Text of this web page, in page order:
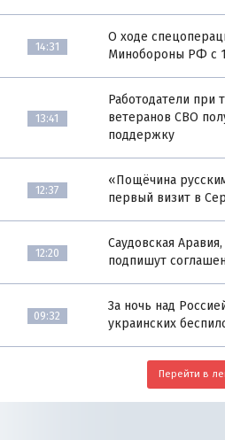
14:31
О ходе
Минобороны РФ с 1
13:41
Работодатели при
ветеранов СВО
поддержку
12:37
«Пощёчина
первый визит в
12:20
Саудовская
подпишут
09:32
За ночь над
украинских
Перейти в